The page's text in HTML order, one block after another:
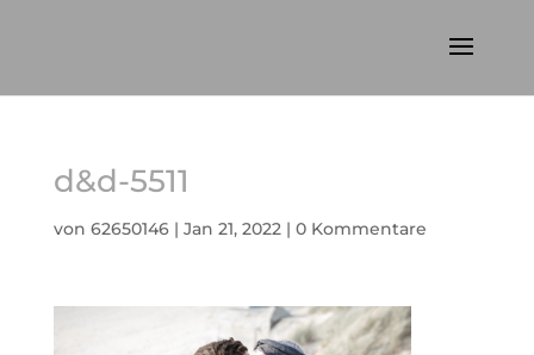
d&d-5511
von 62650146| Jan 21, 2022| 0 Kommentare